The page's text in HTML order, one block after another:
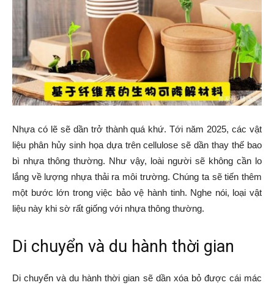
Nhựa có lẽ sẽ dần trở thành quá khứ. Tới năm 2025, các vật
liệu phân hủy sinh họa dựa trên cellulose sẽ dần thay thế bao
bì nhựa thông thường. Như vậy, loài người sẽ không cần lo
lắng về lượng nhựa thải ra môi trường. Chúng ta sẽ tiến thêm
một bước lớn trong việc bảo vệ hành tinh. Nghe nói, loại vật
liệu này khi sờ rất giống với nhựa thông thường.
Di chuyển và du hành thời gian
Di chuyển và du hành thời gian sẽ dần xóa bỏ được cái mác